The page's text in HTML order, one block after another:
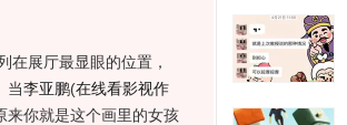
展厅最显眼的位置，
当李亚鹏(在线看影视作
来你就是这个画里的女孩